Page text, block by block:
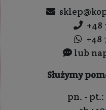
+48
+48
lub
Służymy
pn. - pt.: